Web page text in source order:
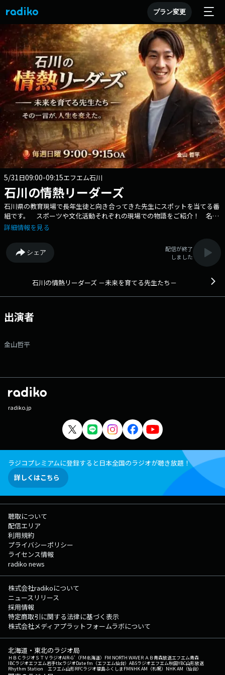
プラン変更
5/31 日09:00-09:15エフエム石川
石川の情熱リーダーズ
石川県の教育現場で長年生徒と向き合ってきた先生にスポットを当てる番
組です。 スポーツや文化活動それぞれの現場での物語をご紹介！ 名勝
負の裏側や心温まるエピソードを通して、人を育てる喜びや教育のぬくも
詳細情報を見る
シェア
配信が終了
しました
石川の情熱リーダーズ －未来を育てる先生たち－
出演者
金山哲平
radiko.jp
ラジコプレミアムに登録すると日本全国のラジオが聴き放題！
詳しくはこちら
聴取について
配信エリア
利用規約
プライバシーポリシー
ライセンス情報
radiko news
株式会社radikoについて
ニュースリリース
採用情報
特定商取引に関する法律に基づく表示
株式会社メディアプラットフォームラボについて
北海道・東北のラジオ局
ＨＢＣラジオＳＴＶラジオAIR-G'（FM北海道） FM NORTH WAVEＲＡＢ青森放送エフエム青森
IBCラジオエフエム岩手tbcラジオDate fm（エフエム仙台） ABSラジオエフエム秋田YBC山形放送
Rhythm Station エフエム山形RFCラジオ福島ふくしまFMNHK AM（札幌） NHK AM（仙台）